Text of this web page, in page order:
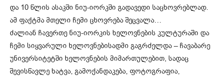
და 10 წლის ასაკში ნიუ-იორკში გადავედი საცხოვრებლად.
ამ ფაქტმა მთელი ჩემი ცხოვრება შეცვალა…
ძალიან ჩავერთე ნიუ-იორკის ხელოვნების კულტურაში და
ჩემი სიყვარული ხელოვნებისადმი გაგრძელდა – ჩავაბარე
უნივერსიტეტში ხელოვნების მიმართულებით, სადაც
შევისწავლე ხატვა, გამოქანდაკება, ფოტოგრაფია,